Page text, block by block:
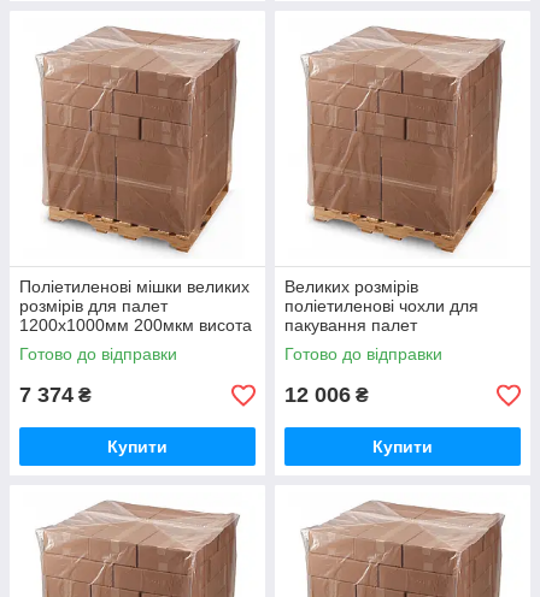
Поліетиленові мішки великих
розмірів для палет
1200х1000мм 200мкм висота
вантажу 140см (вторинний
PE)
Готово до відправки
7 374 ₴
Купити
Великих розмірів
поліетиленові чохли для
пакування палет
1200х1000мм 200мкм висота
вантажу 280см (вторинний
Готово до відправки
12 006 ₴
Купити